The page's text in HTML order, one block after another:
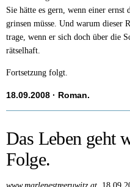
Sie hätte es gern, wenn einer
grinsen müsse. Und warum dieser
trage, wenn er sich doch über die
rätselhaft.
Fortsetzung folgt.
18.09.2008 · Roman.
Das Leben geht
Folge.